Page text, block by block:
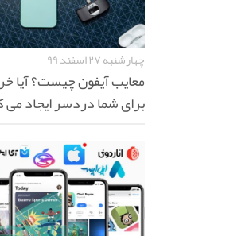
چهارشنبه ۲۷ اسفند ۹۹
معایب آیفون چیست؟ آیا
برای شما دردسر ایجاد می